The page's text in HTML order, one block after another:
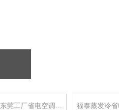
东莞工厂省电空调… 福泰蒸发冷